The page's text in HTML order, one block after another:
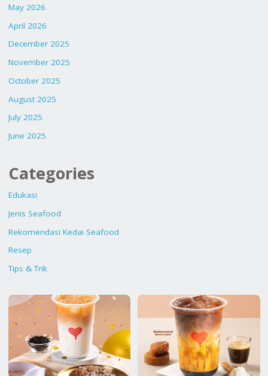
May 2026
April 2026
December 2025
November 2025
October 2025
August 2025
July 2025
June 2025
Categories
Edukasi
Jenis Seafood
Rekomendasi Kedai Seafood
Resep
Tips & Trik